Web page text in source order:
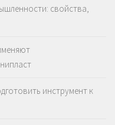
свойства,
инструмент к